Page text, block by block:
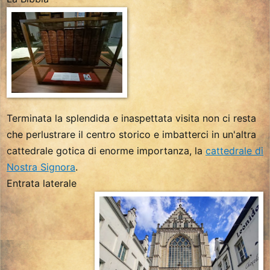
Terminata la splendida e inaspettata visita non ci resta
che perlustrare il centro storico e imbatterci in un'altra
cattedrale gotica di enorme importanza, la cattedrale di
Nostra Signora.
Entrata laterale